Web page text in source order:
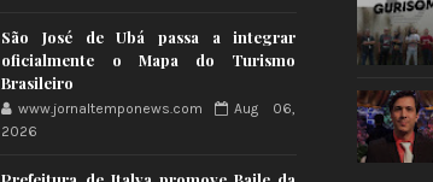
São José de Ubá passa a integrar
oficialmente o Mapa do Turismo
Brasileiro
www.jornaltemponews.com
Aug 06,
2026